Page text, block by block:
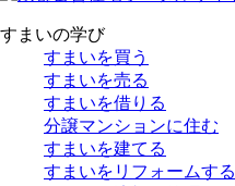
すまいの学び
すまいを買う
すまいを売る
すまいを借りる
分譲マンションに住む
すまいを建てる
すまいをリフォームする